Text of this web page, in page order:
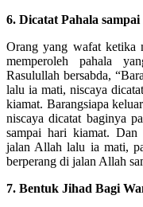
6. Dicatat Pahala
Orang yang wafat ketika
memperoleh pahala
Rasulullah bersabda,
lalu ia mati, niscaya
kiamat. Barangsiapa
niscaya dicatat baginya
sampai hari kiamat. Dan
jalan Allah lalu ia mati,
berperang di jalan Allah
7. Bentuk Jihad Bagi